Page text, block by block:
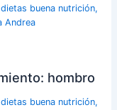
buena nutrición,
Andrea
hombro
buena nutrición,